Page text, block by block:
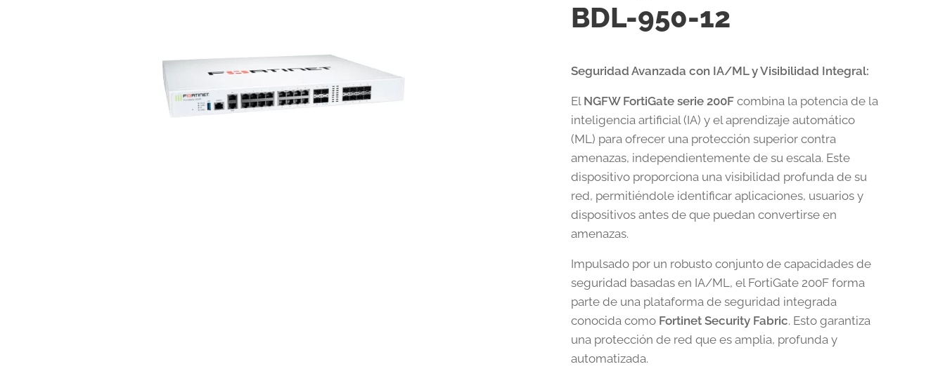
BDL-950-12
Seguridad Avanzada con IA/ML y Visibilidad Integral:
El NGFW FortiGate serie 200F combina la potencia de la
inteligencia artificial (IA) y el aprendizaje automático
(ML) para ofrecer una protección superior contra
amenazas, independientemente de su escala. Este
dispositivo proporciona una visibilidad profunda de su
red, permitiéndole identificar aplicaciones, usuarios y
dispositivos antes de que puedan convertirse en
amenazas.
Impulsado por un robusto conjunto de capacidades de
seguridad basadas en IA/ML, el FortiGate 200F forma
parte de una plataforma de seguridad integrada
conocida como Fortinet Security Fabric. Esto garantiza
una protección de red que es amplia, profunda y
automatizada.